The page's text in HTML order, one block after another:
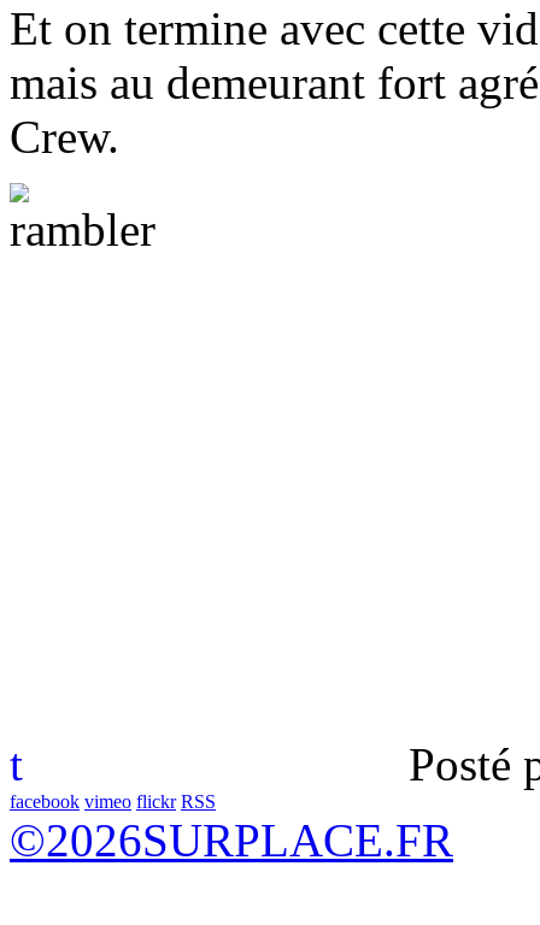
Et on termine avec cette
mais au demeurant fort
Crew.
t Posté
facebook vimeo flickr RSS
©2026SURPLACE.FR